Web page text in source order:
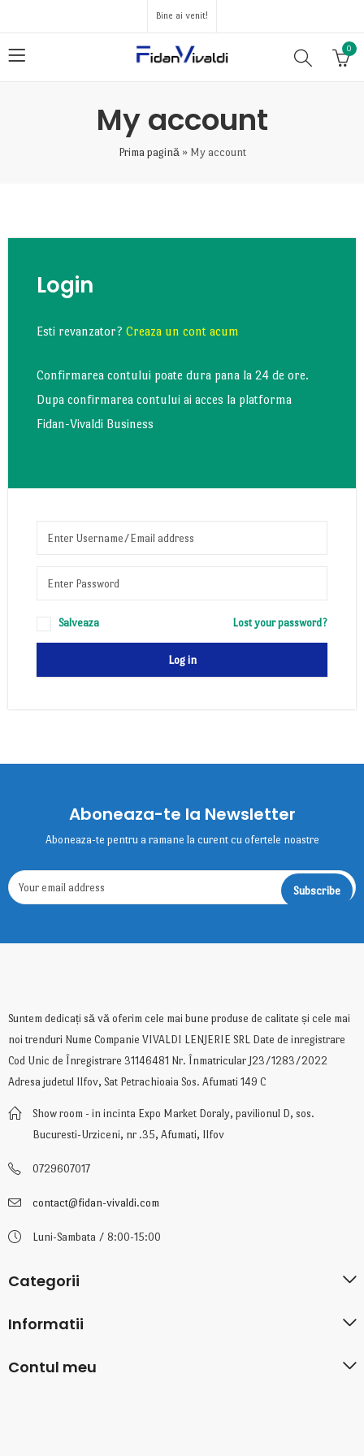
Bine ai venit!
0
My account
Prima pagină» My account
Login
Esti revanzator? Creaza un cont acum
Confirmarea contului poate dura pana la 24 de ore.
Dupa confirmarea contului ai acces la platforma
Fidan-Vivaldi Business
Salveaza Lost your password?
Log in
Aboneaza-te la Newsletter
Aboneaza-te pentru a ramane la curent cu ofertele noastre
Suntem dedicați să vă oferim cele mai bune produse de calitate și cele mai
noi trenduri Nume Companie VIVALDI LENJERIE SRL Date de inregistrare
Cod Unic de Înregistrare 31146481 Nr. Înmatricular J23/1283/2022
Adresa judetul Ilfov, Sat Petrachioaia Sos. Afumati 149 C
Show room - in incinta Expo Market Doraly, pavilionul D, sos.
Bucuresti-Urziceni, nr .35, Afumati, Ilfov
0729607017
contact@fidan-vivaldi.com
Luni-Sambata / 8:00-15:00
Categorii
Informatii
Contul meu